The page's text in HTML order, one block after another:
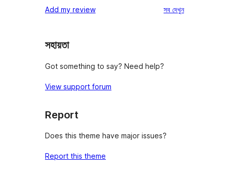
Add my review সবরিভিউ
দেখুন
সহায়তা
Got something to say? Need help?
View support forum
Report
Does this theme have major issues?
Report this theme